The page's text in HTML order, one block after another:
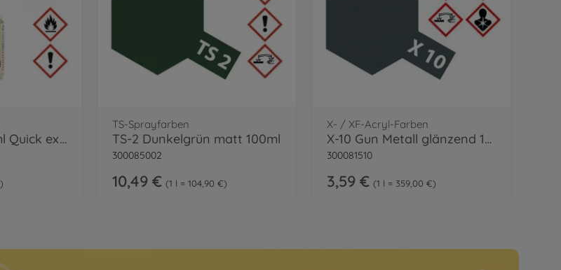
Plastikkleber 40ml Quick extrad. Tamiya
TS-Sprayfarben
TS-2 Dunkelgrün matt 100ml
300085002
10,49 € 1 l = 104,90 €
X- / XF-Acryl-Farben
X-10 Gun Metall glänzend 10ml
300081510
3,59 € 1 l = 359,00 €